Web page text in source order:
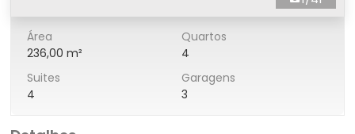
Área
236,00 m²
Quartos
4
Suites
4
Garagens
3